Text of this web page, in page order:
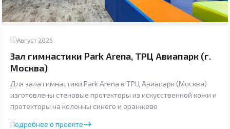
Август 2026
Зал гимнастики Park Arena, ТРЦ Авиапарк (г.
Москва)
Для зала гимнастики Park Arena в ТРЦ Авиапарк (Москва)
изготовлены стеновые протекторы из искусственной кожи и
протекторы на колонны синего и оранжево
Подробнее о проекте